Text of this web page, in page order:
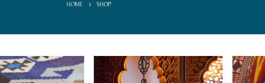
HOME SHOP